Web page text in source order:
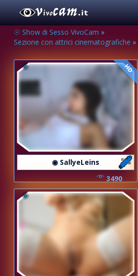
☉ Show di Sesso VivoCam »
Sezione con attrici cinematografiche »
HD
◉ SallyeLeins
3490